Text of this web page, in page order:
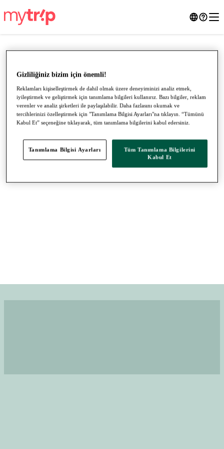
●● ●
Gizliliğiniz bizim için önemli!
Reklamları kişiselleştirmek de dahil olmak üzere deneyiminizi analiz etmek,
iyileştirmek ve geliştirmek için tanımlama bilgileri kullanırız. Bazı bilgiler, reklam
verenler ve analiz şirketleri ile paylaşılabilir. Daha fazlasını okumak ve
tercihlerinizi özelleştirmek için "Tanımlama Bilgisi Ayarları"na tıklayın. “Tümünü
Kabul Et” seçeneğine tıklayarak, tüm tanımlama bilgilerini kabul edersiniz.
Tanımlama Bilgisi Ayarları
Tüm Tanımlama Bilgilerini
Kabul Et